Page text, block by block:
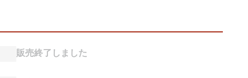
販売終了しました